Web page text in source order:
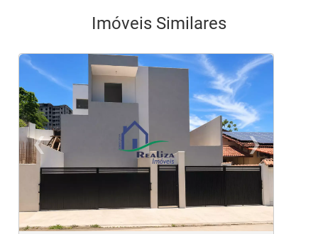
Imóveis Similares
‹
Previous
›